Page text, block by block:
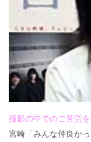
撮影の中でのご苦労を
宮崎「みんな仲良か